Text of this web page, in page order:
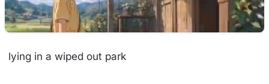
lying in a wiped out park